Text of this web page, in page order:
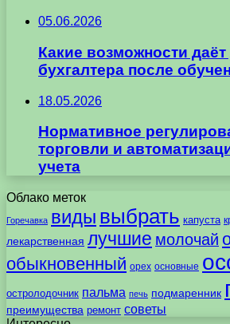
05.06.2026
Какие возможности
бухгалтера после
18.05.2026
Нормативное
торговли и
учета
Облако меток
Горечавка виды выбрать капуста
лекарственная лучшие молочай
обыкновенный орех основные
остролодочник пальма печь подмаренник
преимущества ремонт советы